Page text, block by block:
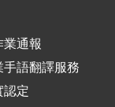
通報
語翻譯服務
認定